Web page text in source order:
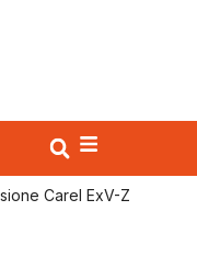
Carel ExV-Z